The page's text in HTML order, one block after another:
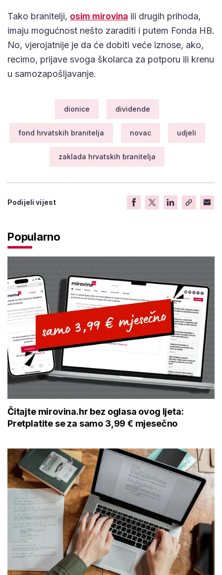
Tako branitelji, osim mirovina ili drugih prihoda,
imaju mogućnost nešto zaraditi i putem Fonda HB.
No, vjerojatnije je da će dobiti veće iznose, ako,
recimo, prijave svoga školarca za potporu ili krenu
u samozapošljavanje.
dionice dividende
fond hrvatskih branitelja novac udjeli
zaklada hrvatskih branitelja
Podijeli vijest
Popularno
Čitajte mirovina.hr bez oglasa ovog ljeta:
Pretplatite se za samo 3,99 € mjesečno